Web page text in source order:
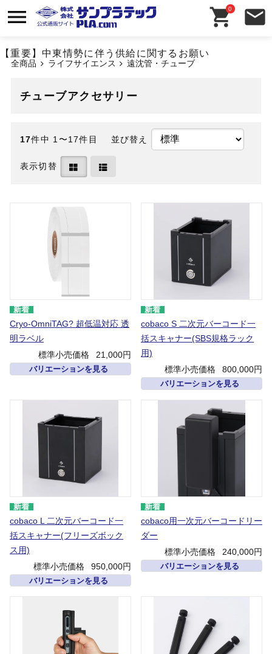
【重要】中東情勢に伴う供給に関するお願い
0
全商品 ライフサイエンス 遠沈管・チューブ
チューブアクセサリー
17件中 1〜17件目 並び替え
表示切替
Cryo-OmniTAG? 超低温対応 透
明ラベル
標準小売価格
21,000円
バリエーションを見る
cobaco S 二次元バーコード一
括スキャナー(SBS規格ラック
用)
標準小売価格
800,000円
バリエーションを見る
cobaco L 二次元バーコード一
括スキャナー(フリーズボック
ス用)
標準小売価格
950,000円
バリエーションを見る
cobaco用一次元バーコードリー
ダー
標準小売価格
240,000円
バリエーションを見る